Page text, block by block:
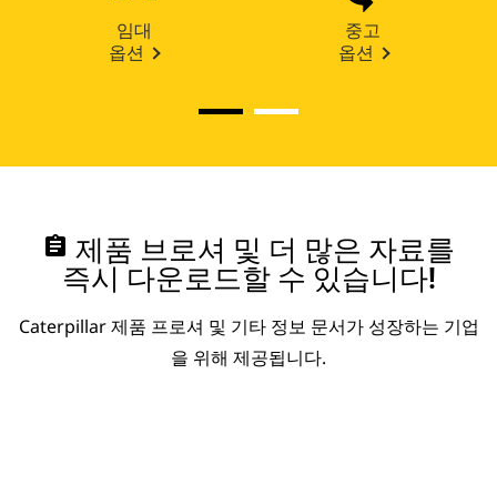
임대
옵션
중고
옵션
assignment 제품 브로셔 및 더 많은 자료를
즉시 다운로드할 수 있습니다!
Caterpillar 제품 프로셔 및 기타 정보 문서가 성장하는 기업
을 위해 제공됩니다.